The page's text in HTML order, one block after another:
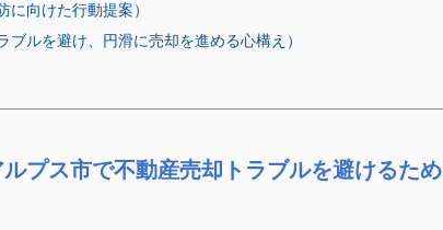
に向けた行動提案）
ルを避け、円滑に売却を進める心構え）
プス市で不動産売却トラブルを避けるため